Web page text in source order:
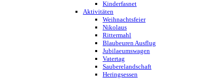
Kinderfasnet
Aktivitäten
Weihnachtsfeier
Nikolaus
Rittermahl
Blaubeuren Ausflug
Jubilaeumswagen
Vatertag
Sauberelandschaft
Heringsessen